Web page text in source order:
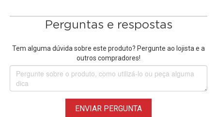
Perguntas e respostas
Tem alguma dúvida sobre este produto? Pergunte ao lojista e a
outros compradores!
ENVIAR PERGUNTA